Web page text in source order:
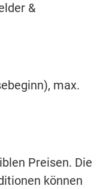
&
max.
Preisen. Die
können